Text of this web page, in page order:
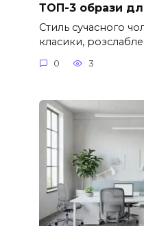
ТОП-3 образи
Стиль сучасного
класики,
0 3